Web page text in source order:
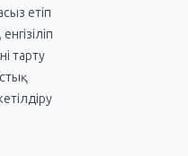
етіп
тарту